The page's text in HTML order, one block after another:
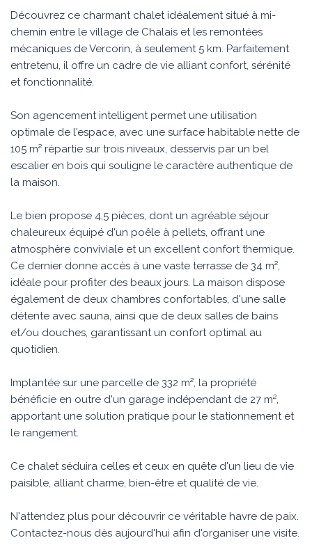
Découvrez ce charmant chalet idéalement situé à mi-
chemin entre le village de Chalais et les remontées
mécaniques de Vercorin, à seulement 5 km. Parfaitement
entretenu, il offre un cadre de vie alliant confort, sérénité
et fonctionnalité.
Son agencement intelligent permet une utilisation
optimale de l'espace, avec une surface habitable nette de
105 m² répartie sur trois niveaux, desservis par un bel
escalier en bois qui souligne le caractère authentique de
la maison.
Le bien propose 4,5 pièces, dont un agréable séjour
chaleureux équipé d'un poêle à pellets, offrant une
atmosphère conviviale et un excellent confort thermique.
Ce dernier donne accès à une vaste terrasse de 34 m²,
idéale pour profiter des beaux jours. La maison dispose
également de deux chambres confortables, d'une salle
détente avec sauna, ainsi que de deux salles de bains
et/ou douches, garantissant un confort optimal au
quotidien.
Implantée sur une parcelle de 332 m², la propriété
bénéficie en outre d'un garage indépendant de 27 m²,
apportant une solution pratique pour le stationnement et
le rangement.
Ce chalet séduira celles et ceux en quête d'un lieu de vie
paisible, alliant charme, bien-être et qualité de vie.
N'attendez plus pour découvrir ce véritable havre de paix.
Contactez-nous dès aujourd'hui afin d'organiser une visite.